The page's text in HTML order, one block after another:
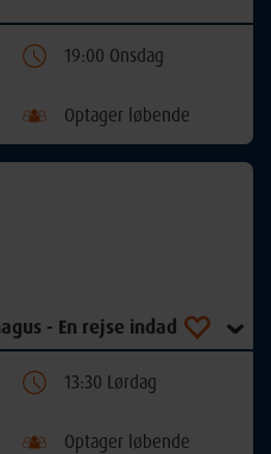
19:00 Onsdag
Optager løbende
- En rejse indad
13:30 Lørdag
Optager løbende